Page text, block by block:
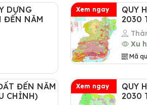
DỰNG
ĐẾN NĂM
Xem ngay
QUY
2030
Xu
Mã
ĐẾN NĂM
CHỈNH)
Xem ngay
QUY
2030